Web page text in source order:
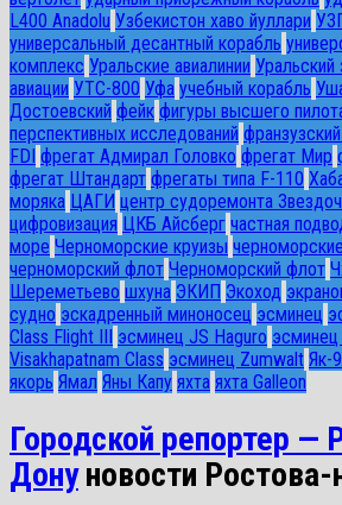
L400 Anadolu Узбекистон хаво йуллари
универсальный десантный корабль
комплекс Уральские авиалинии Уральский
авиации УТС-800 Уфа учебный корабль
Достоевский фейк фигуры высшего
перспективных исследований
FDI фрегат Адмирал Головко фрегат Мир
фрегат Штандарт фрегаты типа F-110
моряка ЦАГИ центр судоремонта
цифровизация ЦКБ Айсберг частная
море Черноморские круизы
черноморский флот Черноморский флот
Шереметьево шхуна ЭКИП Экоход
судно эскадренный миноносец эсминец
Class Flight III
эсминец JS Haguro
Visakhapatnam Class эсминец Zumwalt Як-9
якорь Ямал Яны Капу яхта яхта Galleon
Городской репортер —
Дону новости